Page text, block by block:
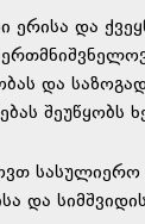
და
და
შეუწყობს
სასულიერო
და სიმშვიდის